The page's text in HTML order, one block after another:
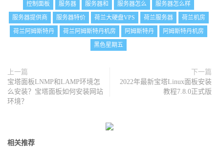
控制面板
服务器 服务器和 服务器怎么
服务器怎么样
服务器提供商
服务器特价 荷兰大硬盘VPS 荷兰服务器
荷兰机房
荷兰阿姆斯特丹
荷兰阿姆斯特丹机房 阿姆斯特丹
阿姆斯特丹机房
黑色星期五
上一篇
宝塔面板LNMP和LAMP环境怎
么安装？宝塔面板如何安装网站
环境？
下一篇
2022年最新宝塔Linux面板安装
教程7.8.0正式版
相关推荐